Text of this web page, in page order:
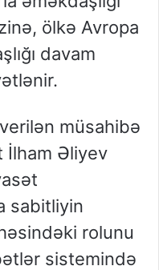
ölkə Avropa
davam
müsahibə
İlham Əliyev
sabitliyin
rolunu
sistemində